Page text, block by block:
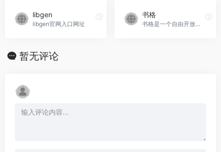
libgen
libgen官网入口网址
书格
书格是一个自由开放的在线古籍图书馆。书格致力于开放式分享、介绍、推荐有价值的古籍善本，并鼓励将文化艺术作品数字化归档。书格分享内容限定为公共版权领域的书籍。
暂无评论